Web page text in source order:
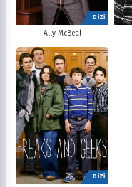
DİZİ
Ally McBeal
DİZİ